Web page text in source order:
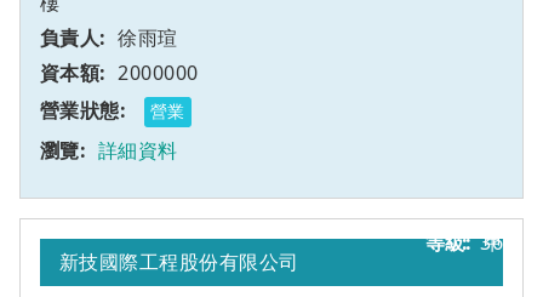
徐雨瑄
2000000
營業
詳細資料
36
新技國際工程股份有限公司
甲